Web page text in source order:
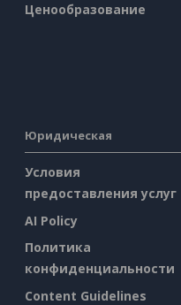
Ценообразование
Юридическая
Условия
предоставления услуг
AI Policy
Политика
конфиденциальности
Content Guidelines